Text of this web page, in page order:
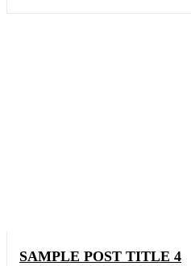
SAMPLE POST TITLE 4